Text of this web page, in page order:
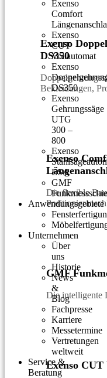
Exenso
DS350
Bekleidungen,
Exenso
Die flexible
GMF
Die intelligente
Exenso
Exenso
Comfort
Exenso
CUT
Vollautomat
Exenso
DS350
Exenso
Gehrungssäge
UTG
300 –
800
Exenso
ESA
GMF
Anwendungsgebiete
Unternehmen
Über
uns
Historie
News
&
Blog
Fachpresse
Karriere
Messetermine
Vertretungen
weltweit
Service &
Beratung